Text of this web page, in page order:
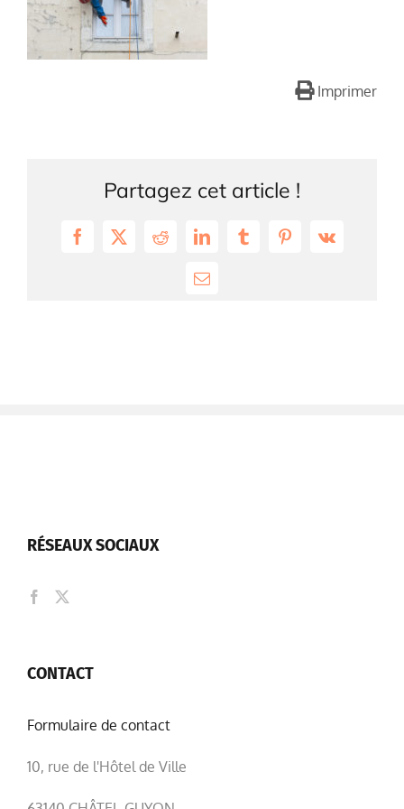
Imprimer
Partagez cet article !
Facebook
X RedditLinkedInTumblrPinterest
Vk
Email
RÉSEAUX SOCIAUX
CONTACT
Formulaire de contact
10, rue de l'Hôtel de Ville